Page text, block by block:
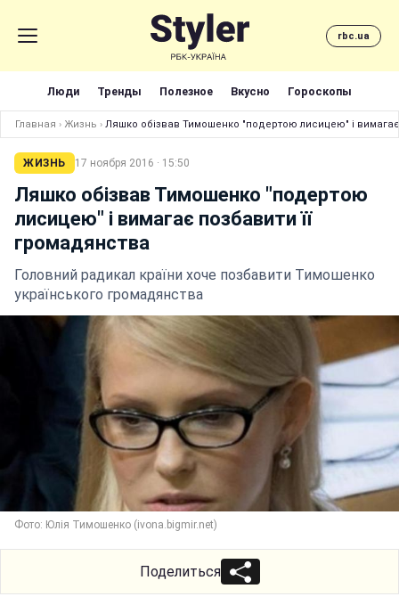
rbc.ua
Люди Тренды Полезное Вкусно Гороскопы
Главная › Жизнь › Ляшко обізвав Тимошенко "подертою лисицею" і вимагає
ЖИЗНЬ 17 ноября 2016 · 15:50
Ляшко обізвав Тимошенко "подертою
лисицею" і вимагає позбавити її
громадянства
Головний радикал країни хоче позбавити Тимошенко
українського громадянства
Фото: Юлія Тимошенко (ivona.bigmir.net)
Поделиться